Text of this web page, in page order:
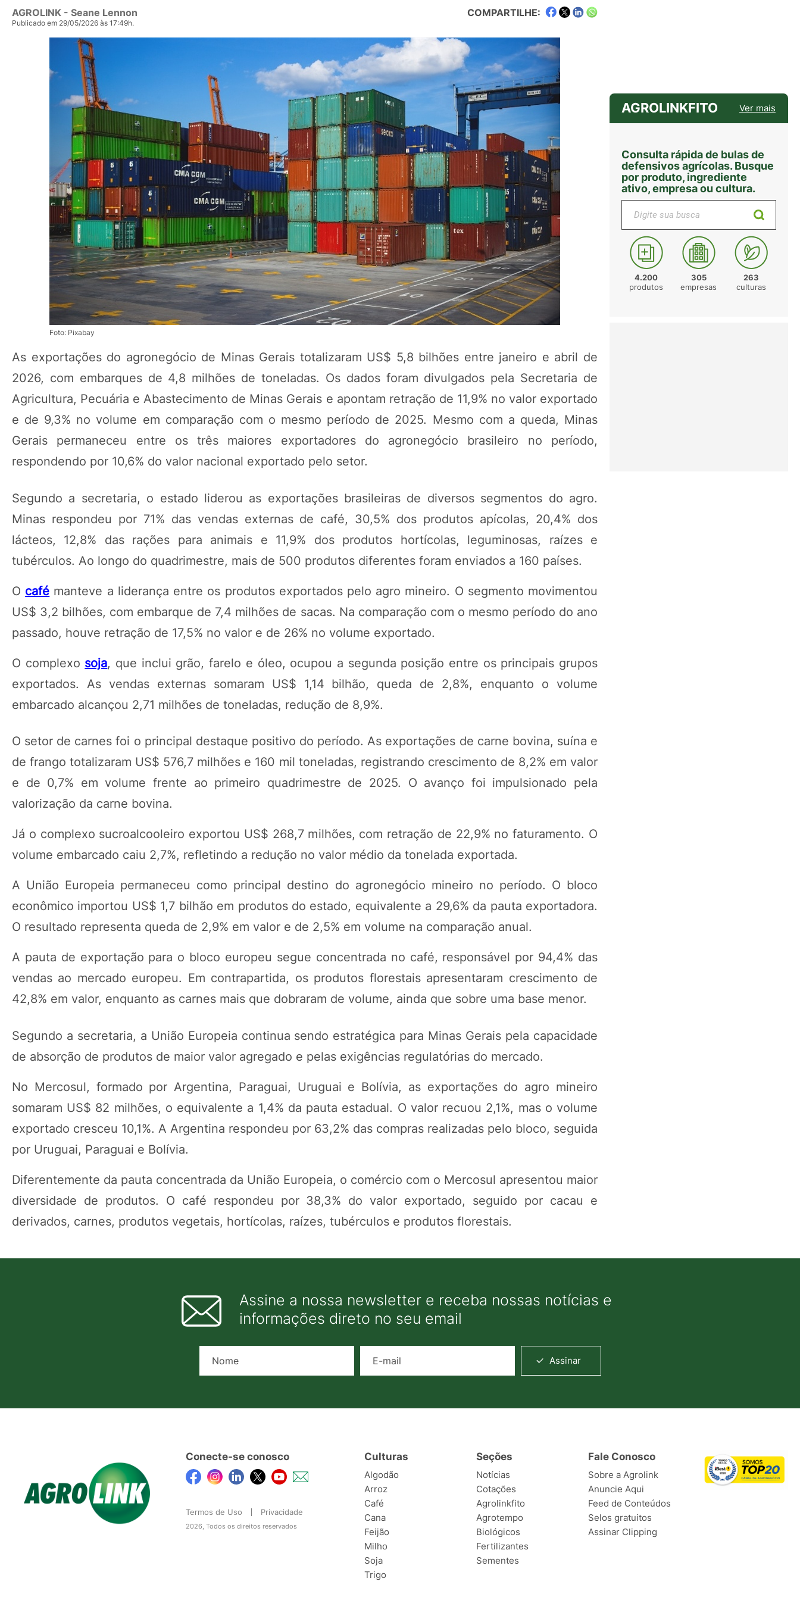
AGROLINK - Seane Lennon
Publicado em 29/05/2026 às 17:49h.
COMPARTILHE:
Foto: Pixabay
As exportações do agronegócio de Minas Gerais totalizaram US$ 5,8 bilhões entre janeiro e abril de
2026, com embarques de 4,8 milhões de toneladas. Os dados foram divulgados pela Secretaria de
Agricultura, Pecuária e Abastecimento de Minas Gerais e apontam retração de 11,9% no valor exportado
e de 9,3% no volume em comparação com o mesmo período de 2025. Mesmo com a queda, Minas
Gerais permaneceu entre os três maiores exportadores do agronegócio brasileiro no período,
respondendo por 10,6% do valor nacional exportado pelo setor.
Segundo a secretaria, o estado liderou as exportações brasileiras de diversos segmentos do agro.
Minas respondeu por 71% das vendas externas de café, 30,5% dos produtos apícolas, 20,4% dos
lácteos, 12,8% das rações para animais e 11,9% dos produtos hortícolas, leguminosas, raízes e
tubérculos. Ao longo do quadrimestre, mais de 500 produtos diferentes foram enviados a 160 países.
O café manteve a liderança entre os produtos exportados pelo agro mineiro. O segmento movimentou
US$ 3,2 bilhões, com embarque de 7,4 milhões de sacas. Na comparação com o mesmo período do ano
passado, houve retração de 17,5% no valor e de 26% no volume exportado.
O complexo soja, que inclui grão, farelo e óleo, ocupou a segunda posição entre os principais grupos
exportados. As vendas externas somaram US$ 1,14 bilhão, queda de 2,8%, enquanto o volume
embarcado alcançou 2,71 milhões de toneladas, redução de 8,9%.
O setor de carnes foi o principal destaque positivo do período. As exportações de carne bovina, suína e
de frango totalizaram US$ 576,7 milhões e 160 mil toneladas, registrando crescimento de 8,2% em valor
e de 0,7% em volume frente ao primeiro quadrimestre de 2025. O avanço foi impulsionado pela
valorização da carne bovina.
Já o complexo sucroalcooleiro exportou US$ 268,7 milhões, com retração de 22,9% no faturamento. O
volume embarcado caiu 2,7%, refletindo a redução no valor médio da tonelada exportada.
A União Europeia permaneceu como principal destino do agronegócio mineiro no período. O bloco
econômico importou US$ 1,7 bilhão em produtos do estado, equivalente a 29,6% da pauta exportadora.
O resultado representa queda de 2,9% em valor e de 2,5% em volume na comparação anual.
A pauta de exportação para o bloco europeu segue concentrada no café, responsável por 94,4% das
vendas ao mercado europeu. Em contrapartida, os produtos florestais apresentaram crescimento de
42,8% em valor, enquanto as carnes mais que dobraram de volume, ainda que sobre uma base menor.
Segundo a secretaria, a União Europeia continua sendo estratégica para Minas Gerais pela capacidade
de absorção de produtos de maior valor agregado e pelas exigências regulatórias do mercado.
No Mercosul, formado por Argentina, Paraguai, Uruguai e Bolívia, as exportações do agro mineiro
somaram US$ 82 milhões, o equivalente a 1,4% da pauta estadual. O valor recuou 2,1%, mas o volume
exportado cresceu 10,1%. A Argentina respondeu por 63,2% das compras realizadas pelo bloco, seguida
por Uruguai, Paraguai e Bolívia.
Diferentemente da pauta concentrada da União Europeia, o comércio com o Mercosul apresentou maior
diversidade de produtos. O café respondeu por 38,3% do valor exportado, seguido por cacau e
derivados, carnes, produtos vegetais, hortícolas, raízes, tubérculos e produtos florestais.
AGROLINKFITO Ver mais
Consulta rápida de bulas de
defensivos agrícolas. Busque
por produto, ingrediente
ativo, empresa ou cultura.
Digite sua busca
4.200
produtos
305
empresas
263
culturas
Assine a nossa newsletter e receba nossas notícias e
informações direto no seu email
Assinar
Conecte-se conosco
Termos de Uso Privacidade
2026, Todos os direitos reservados
Culturas
Algodão
Arroz
Café
Cana
Feijão
Milho
Soja
Trigo
Seções
Notícias
Cotações
Agrolinkfito
Agrotempo
Biológicos
Fertilizantes
Sementes
Fale Conosco
Sobre a Agrolink
Anuncie Aqui
Feed de Conteúdos
Selos gratuitos
Assinar Clipping